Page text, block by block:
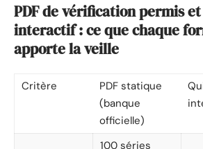
PDF de vérification permis
interactif : ce que chaque
apporte la veille
Critère
PDF statique
(banque
officielle)
100 séries